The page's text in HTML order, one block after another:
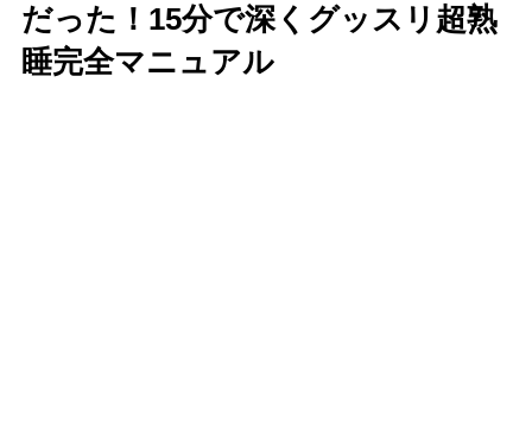
だった！15分で深くグッスリ超熟
睡完全マニュアル